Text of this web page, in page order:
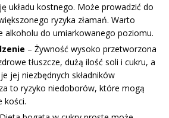
układu kostnego. Może prowadzić do
ryzyka złamań. Warto
alkoholu do umiarkowanego poziomu.
– Żywność wysoko przetworzona
tłuszcze, dużą ilość soli i cukru, a
jej niezbędnych składników
to ryzyko niedoborów, które mogą
kości.